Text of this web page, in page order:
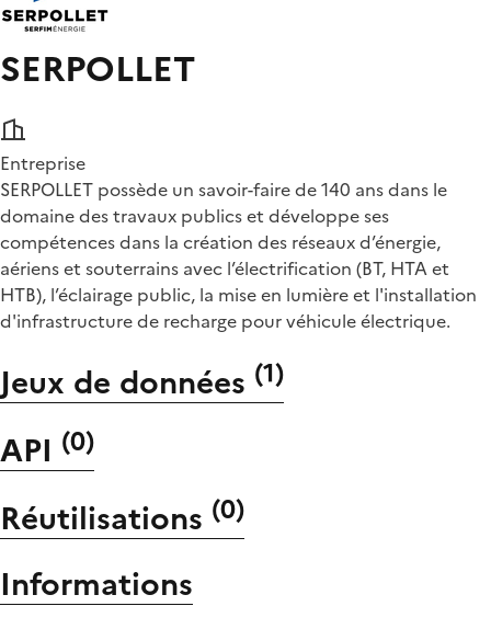
SERPOLLET
Entreprise
SERPOLLET possède un savoir-faire de 140 ans dans le
domaine des travaux publics et développe ses
compétences dans la création des réseaux d’énergie,
aériens et souterrains avec l’électrification (BT, HTA et
HTB), l’éclairage public, la mise en lumière et l'installation
d'infrastructure de recharge pour véhicule électrique.
Jeux de données (1)
API (0)
Réutilisations (0)
Informations